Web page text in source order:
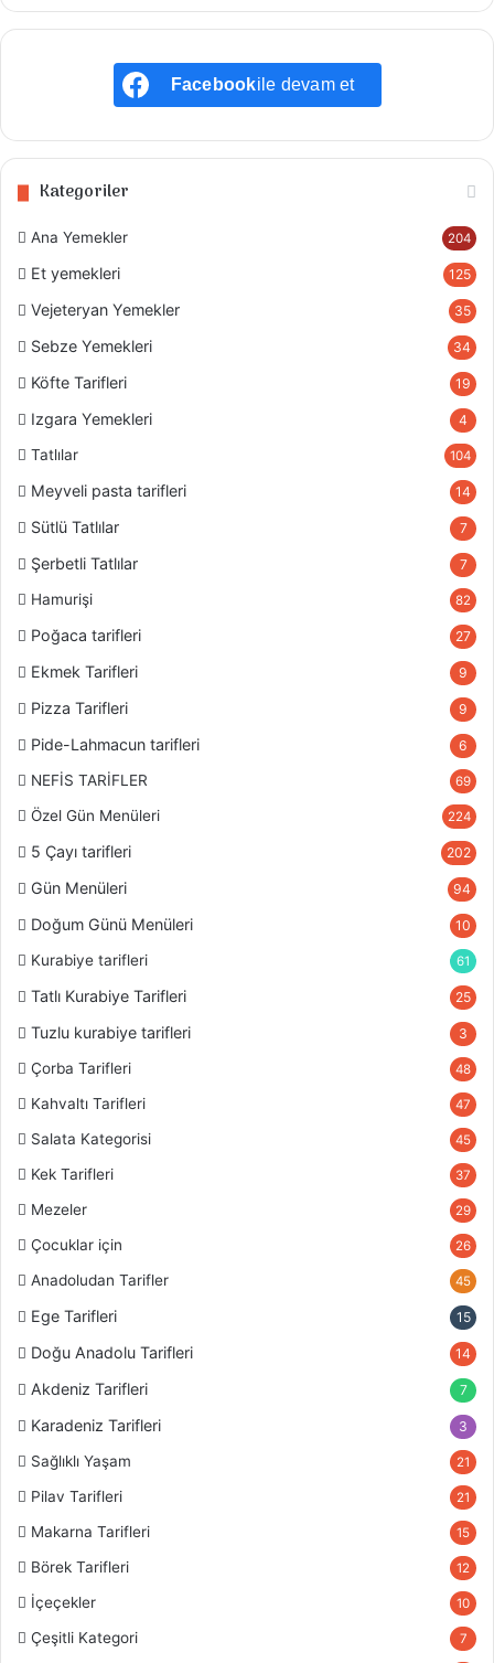
Facebookile devam et
Kategoriler
Ana Yemekler 204
Et yemekleri 125
Vejeteryan Yemekler 35
Sebze Yemekleri 34
Köfte Tarifleri 19
Izgara Yemekleri 4
Tatlılar 104
Meyveli pasta tarifleri 14
Sütlü Tatlılar 7
Şerbetli Tatlılar 7
Hamurişi 82
Poğaca tarifleri 27
Ekmek Tarifleri 9
Pizza Tarifleri 9
Pide-Lahmacun tarifleri 6
NEFİS TARİFLER 69
Özel Gün Menüleri 224
5 Çayı tarifleri 202
Gün Menüleri 94
Doğum Günü Menüleri 10
Kurabiye tarifleri 61
Tatlı Kurabiye Tarifleri 25
Tuzlu kurabiye tarifleri 3
Çorba Tarifleri 48
Kahvaltı Tarifleri 47
Salata Kategorisi 45
Kek Tarifleri 37
Mezeler 29
Çocuklar için 26
Anadoludan Tarifler 45
Ege Tarifleri 15
Doğu Anadolu Tarifleri 14
Akdeniz Tarifleri 7
Karadeniz Tarifleri 3
Sağlıklı Yaşam 21
Pilav Tarifleri 21
Makarna Tarifleri 15
Börek Tarifleri 12
İçeçekler 10
Çeşitli Kategori 7